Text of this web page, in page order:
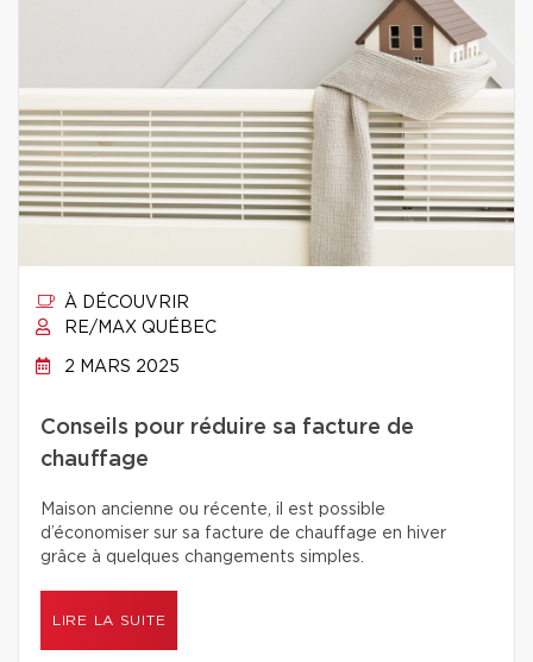
À DÉCOUVRIR
RE/MAX QUÉBEC
2 MARS 2025
Conseils pour réduire sa facture de
chauffage
Maison ancienne ou récente, il est possible
d’économiser sur sa facture de chauffage en hiver
grâce à quelques changements simples.
LIRE LA SUITE